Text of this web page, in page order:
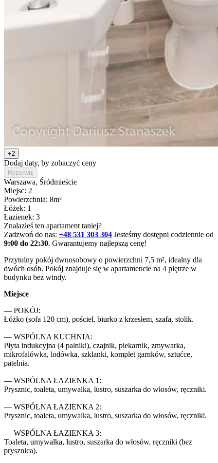
+2
Dodaj daty, by zobaczyć ceny
Rezerwuj
Warszawa, Śródmieście
Miejsc: 2
Powierzchnia: 8m²
Łóżek: 1
Łazienek: 3
Znalazłeś ten apartament taniej?
Zadzwoń do nas: +48 531 303 304 Jesteśmy dostępni codziennie od
9:00 do 22:30. Gwarantujemy najlepszą cenę!
Przytulny pokój dwuosobowy o powierzchni 7,5 m², idealny dla
dwóch osób. Pokój znajduje się w apartamencie na 4 piętrze w
budynku bez windy.
Miejsce
— POKÓJ:
Łóżko (sofa 120 cm), pościel, biurko z krzesłem, szafa, stolik.
— WSPÓLNA KUCHNIA:
Płyta indukcyjna (4 palniki), czajnik, piekarnik, zmywarka,
mikrofalówka, lodówka, szklanki, komplet garnków, sztućce,
patelnia.
— WSPÓLNA ŁAZIENKA 1:
Prysznic, toaleta, umywalka, lustro, suszarka do włosów, ręczniki.
— WSPÓLNA ŁAZIENKA 2:
Prysznic, toaleta, umywalka, lustro, suszarka do włosów, ręczniki.
— WSPÓLNA ŁAZIENKA 3:
Toaleta, umywalka, lustro, suszarka do włosów, ręczniki (bez
prysznica).